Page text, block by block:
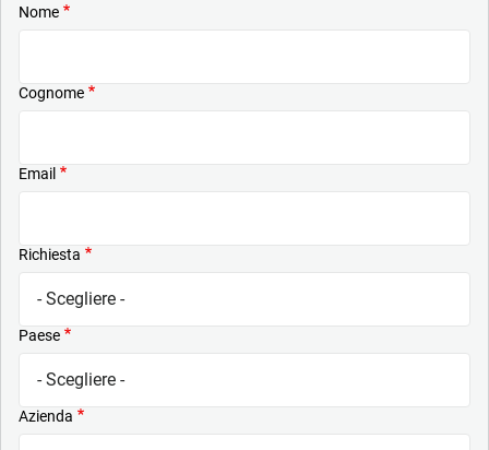
Nome
Cognome
Email
Richiesta
Paese
Azienda